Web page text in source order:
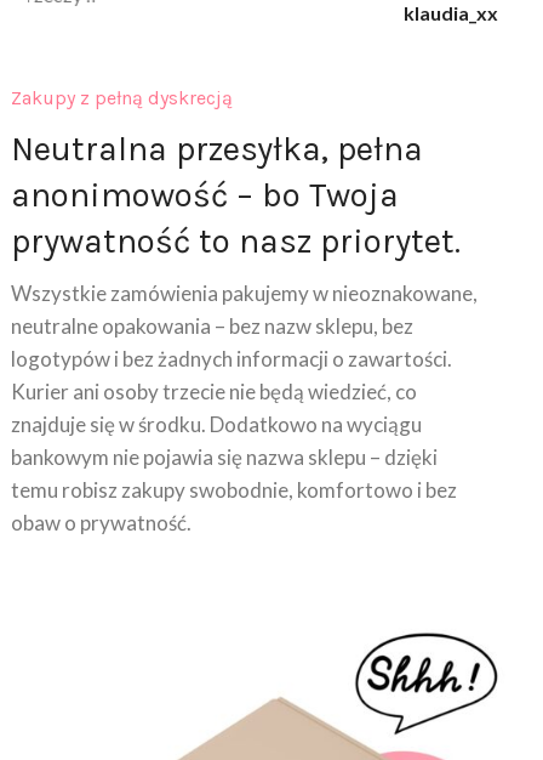
Zakupy z pełną dyskrecją
Neutralna przesyłka, pełna
anonimowość – bo Twoja
prywatność to nasz priorytet.
Wszystkie zamówienia pakujemy w nieoznakowane,
neutralne opakowania – bez nazw sklepu, bez
logotypów i bez żadnych informacji o zawartości.
Kurier ani osoby trzecie nie będą wiedzieć, co
znajduje się w środku. Dodatkowo na wyciągu
bankowym nie pojawia się nazwa sklepu – dzięki
temu robisz zakupy swobodnie, komfortowo i bez
obaw o prywatność.